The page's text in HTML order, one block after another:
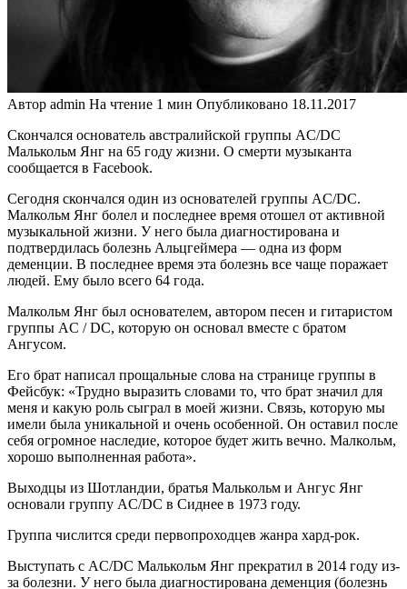
Автор admin На чтение 1 мин Опубликовано 18.11.2017
Скончался основатель австралийской группы AC/DC
Малькольм Янг на 65 году жизни. О смерти музыканта
сообщается в Facebook.
Сегодня скончался один из основателей группы AC/DC.
Малкольм Янг болел и последнее время отошел от активной
музыкальной жизни. У него была диагностирована и
подтвердилась болезнь Альцгеймера — одна из форм
деменции. В последнее время эта болезнь все чаще поражает
людей. Ему было всего 64 года.
Малкольм Янг был основателем, автором песен и гитаристом
группы AC / DC, которую он основал вместе с братом
Ангусом.
Его брат написал прощальные слова на странице группы в
Фейсбук: «Трудно выразить словами то, что брат значил для
меня и какую роль сыграл в моей жизни. Связь, которую мы
имели была уникальной и очень особенной. Он оставил после
себя огромное наследие, которое будет жить вечно. Малкольм,
хорошо выполненная работа».
Выходцы из Шотландии, братья Малькольм и Ангус Янг
основали группу AC/DC в Сиднее в 1973 году.
Группа числится среди первопроходцев жанра хард-рок.
Выступать с AC/DC Малькольм Янг прекратил в 2014 году из-
за болезни. У него была диагностирована деменция (болезнь